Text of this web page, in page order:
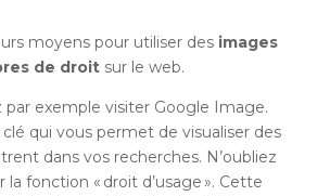
moyens pour utiliser des images
de droit sur le web.
par exemple visiter Google Image.
qui vous permet de visualiser des
dans vos recherches. N’oubliez
la fonction « droit d’usage ». Cette